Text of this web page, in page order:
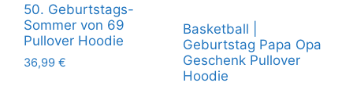
50. Geburtstags-
Sommer von 69
Pullover Hoodie
36,99 €
Basketball |
Geburtstag Papa Opa
Geschenk Pullover
Hoodie